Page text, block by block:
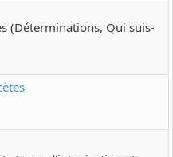
(Déterminations, Qui suis-